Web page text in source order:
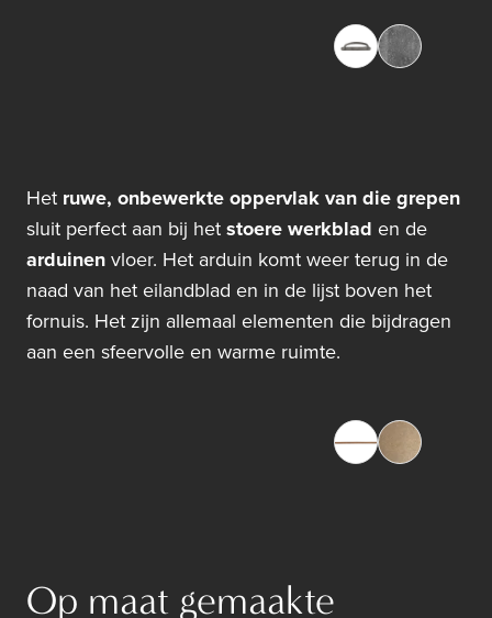
Het ruwe, onbewerkte oppervlak van die grepen
sluit perfect aan bij het stoere werkblad en de
arduinen vloer. Het arduin komt weer terug in de
naad van het eilandblad en in de lijst boven het
fornuis. Het zijn allemaal elementen die bijdragen
aan een sfeervolle en warme ruimte.
Op maat gemaakte